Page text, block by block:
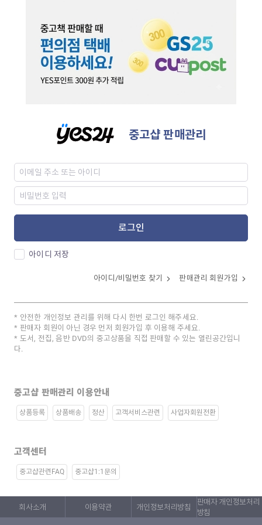
중고샵 판매관리
로그인
아이디 저장
아이디/비밀번호 찾기 판매관리 회원가입
안전한 개인정보 관리를 위해 다시 한번 로그인 해주세요.
판매자 회원이 아닌 경우 먼저 회원가입 후 이용해 주세요.
도서, 전집, 음반 DVD의 중고상품을 직접 판매할 수 있는 열린공간입니
다.
중고샵 판매관리 이용안내
상품등록 상품배송 정산 고객서비스관련 사업자회원전환
고객센터
중고샵관련FAQ 중고샵1:1문의
회사소개 이용약관 개인정보처리방침
판매자 개인정보처리
방침